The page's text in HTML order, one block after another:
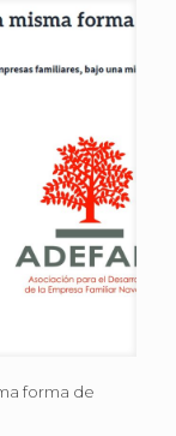
forma de